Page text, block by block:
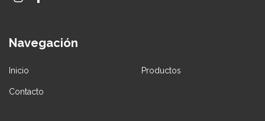
Navegación
Inicio Productos
Contacto